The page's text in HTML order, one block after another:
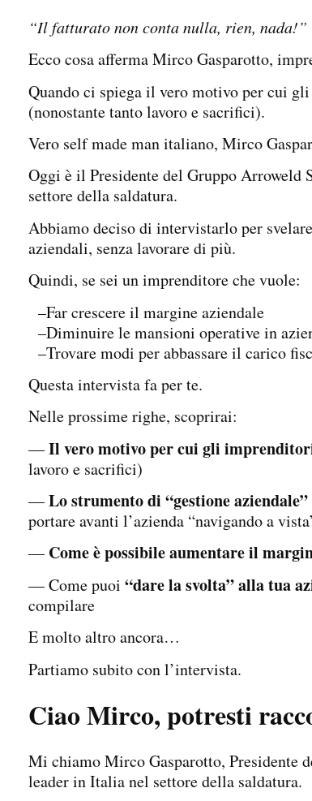
“Il fatturato non conta nulla, rien, nada!”
Ecco cosa afferma Mirco Gasparotto,
Quando ci spiega il vero motivo per cui
(nonostante tanto lavoro e sacrifici).
Vero self made man italiano, Mirco
Oggi è il Presidente del Gruppo Arroweld
settore della saldatura.
Abbiamo deciso di intervistarlo per
aziendali, senza lavorare di più.
Quindi, se sei un imprenditore che vuole:
–Far crescere il margine aziendale
–Diminuire le mansioni operative in
–Trovare modi per abbassare il carico
Questa intervista fa per te.
Nelle prossime righe, scoprirai:
—Il vero motivo per cui gli
lavoro e sacrifici)
—Lo strumento di “gestione
portare avanti l’azienda “navigando a
— Come è possibile aumentare il
— Come puoi “dare la svolta” alla tua
compilare
E molto altro ancora…
Partiamo subito con l’intervista.
Ciao Mirco, potresti
Mi chiamo Mirco Gasparotto, Presidente
leader in Italia nel settore della saldatura.